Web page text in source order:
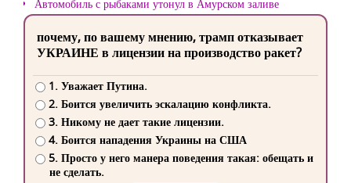
Автомобиль с рыбаками утонул в Амурском заливе
почему, по вашему мнению, трамп отказывает
УКРАИНЕ в лицензии на производство ракет?
1. Уважает Путина.
2. Боится увеличить эскалацию конфликта.
3. Никому не дает такие лицензии.
4. Боится нападения Украины на США
5. Просто у него манера поведения такая: обещать и
не сделать.